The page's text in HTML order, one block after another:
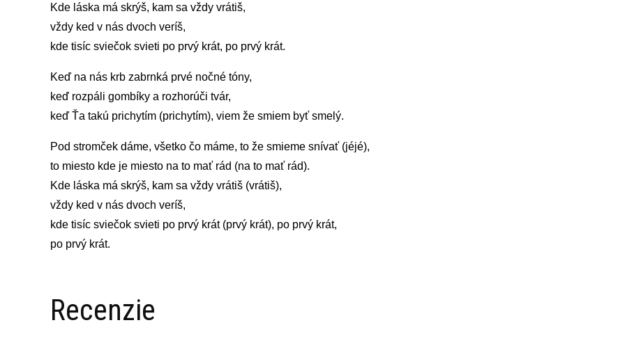
Kde láska má skrýš, kam sa vždy vrátiš,
vždy ked v nás dvoch veríš,
kde tisíc sviečok svieti po prvý krát, po prvý krát.
Keď na nás krb zabrnká prvé nočné tóny,
keď rozpáli gombíky a rozhorúči tvár,
keď Ťa takú prichytím (prichytím), viem že smiem byť smelý.
Pod stromček dáme, všetko čo máme, to že smieme snívať (jéjé),
to miesto kde je miesto na to mať rád (na to mať rád).
Kde láska má skrýš, kam sa vždy vrátiš (vrátiš),
vždy ked v nás dvoch veríš,
kde tisíc sviečok svieti po prvý krát (prvý krát), po prvý krát,
po prvý krát.
Recenzie